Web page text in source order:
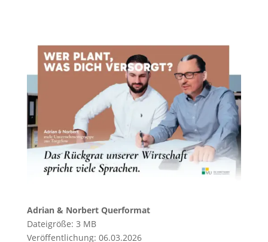
Adrian & Norbert Querformat
Dateigröße: 3 MB
Veröffentlichung: 06.03.2026